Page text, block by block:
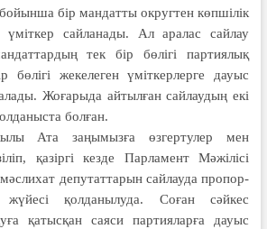
бір мандатты округтен көпшілік
үміткер сайланады. Ал аралас сайлау
тек бір бөлігі партиялық
бөлігі жекелеген үміткерлерге дауыс
Жоғарыда айтылған сайлаудың екі
болған.
Ата заңы­мызға өзгертулер мен
қазіргі кезде Парламент Мәжілісі
депутаттарын сайлауда пропор­
қолданылуда. Соған сәйкес
қатыс­қан саяси партияларға дауыс